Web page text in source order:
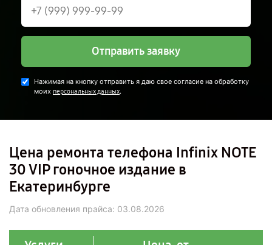
Отправить заявку
Нажимая на кнопку отправить я даю свое согласие на обработку
моих персональных данных.
Цена ремонта телефона Infinix NOTE
30 VIP гоночное издание в
Екатеринбурге
Дата обновления прайса: 03.08.2026